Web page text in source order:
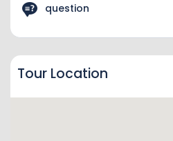
question
answere
Tour Location